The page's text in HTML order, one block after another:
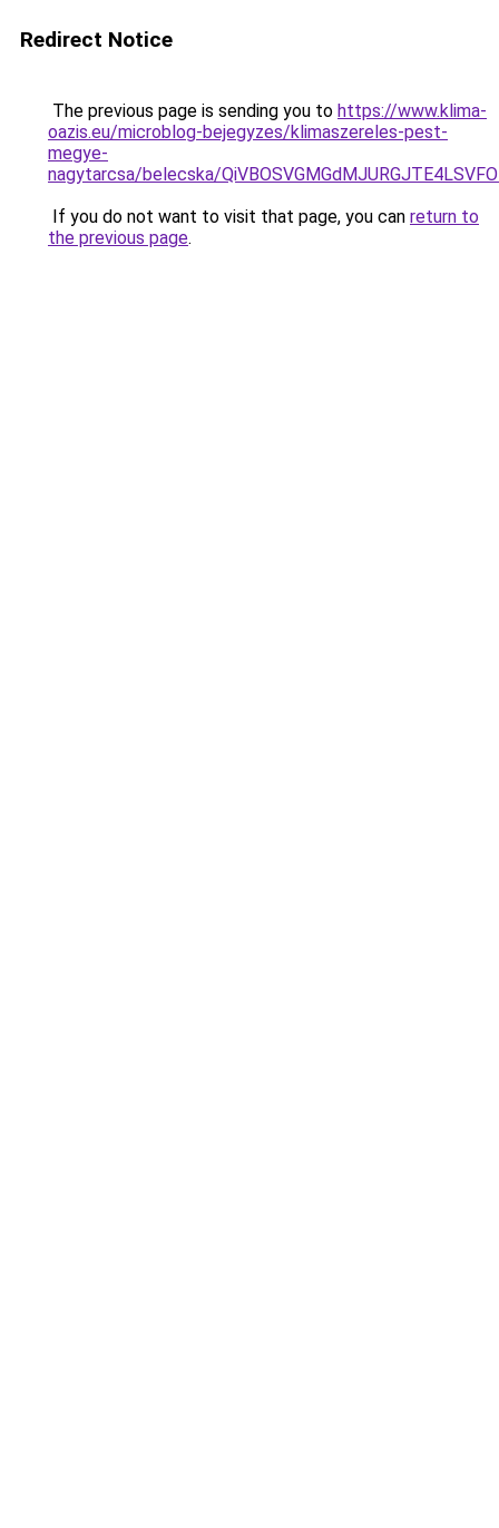
Redirect Notice
The previous page is sending you to https://www.klima-
oazis.eu/microblog-bejegyzes/klimaszereles-pest-
megye-
nagytarcsa/belecska/
If you do not want to visit that page, you can return to
the previous page.